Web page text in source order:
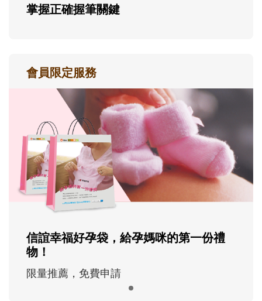
掌握正確握筆關鍵
會員限定服務
信誼幸福好孕袋，給孕媽咪的第一份禮
物！
限量推薦，免費申請